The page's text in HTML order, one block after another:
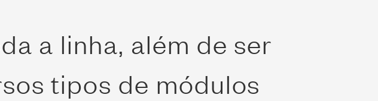
a linha, além de ser
tipos de módulos